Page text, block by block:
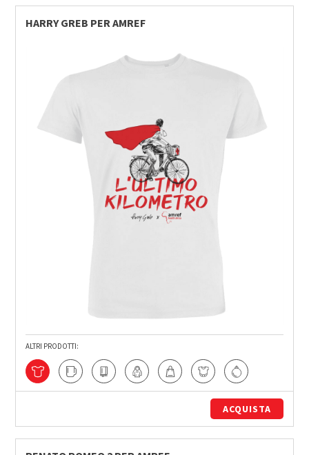
HARRY GREB PER AMREF
ALTRI PRODOTTI:
ACQUISTA